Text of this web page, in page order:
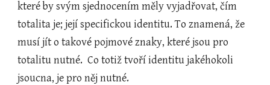
které by svým sjednocením měly vyjadřovat, čím
totalita je; její specifickou identitu. To znamená, že
musí jít o takové pojmové znaky, které jsou pro
totalitu nutné.  Co totiž tvoří identitu jakéhokoli
jsoucna, je pro něj nutné.